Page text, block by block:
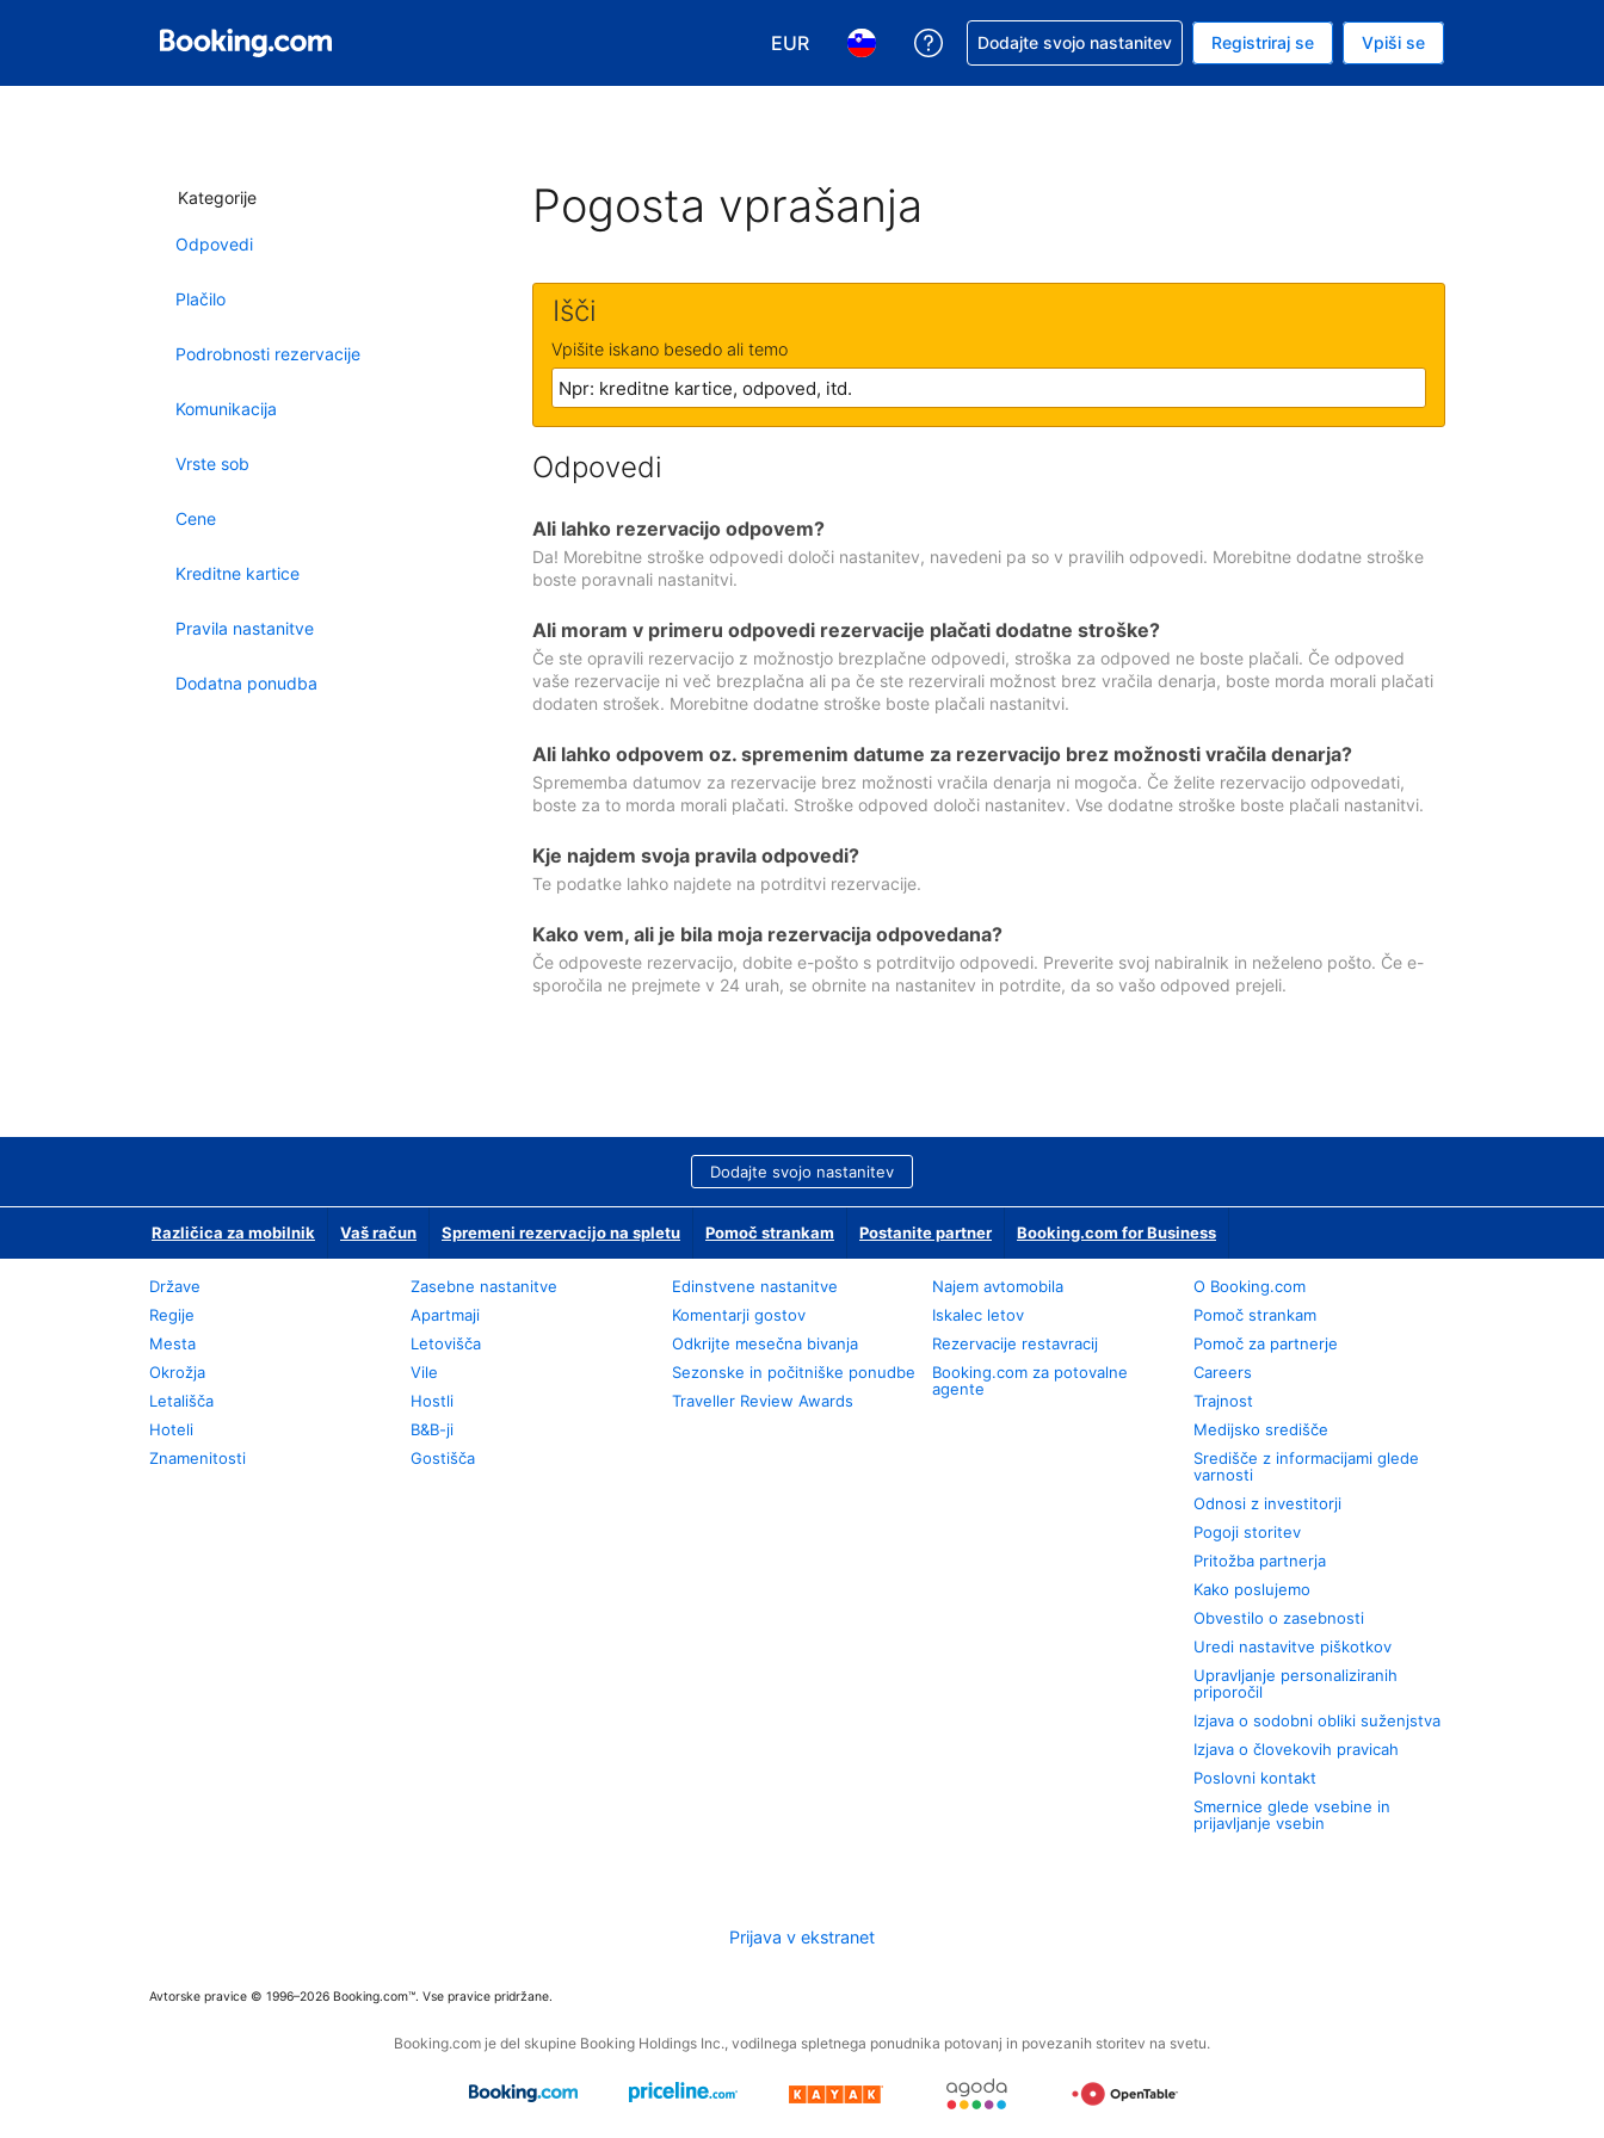
EUR
Izbira valute. Vaša trenutna valuta je evro
Izbira jezika. Vaš trenutni jezik je Slovenščini
Zaprosite za pomoč pri rezervaciji
Dodajte svojo nastanitev Registriraj se Vpiši se
Kategorije
Odpovedi
Plačilo
Podrobnosti rezervacije
Komunikacija
Vrste sob
Cene
Kreditne kartice
Pravila nastanitve
Dodatna ponudba
Pogosta vprašanja
Išči
Vpišite iskano besedo ali temo
Odpovedi
Ali lahko rezervacijo odpovem?
Da! Morebitne stroške odpovedi določi nastanitev, navedeni pa so v pravilih odpovedi. Morebitne dodatne stroške
boste poravnali nastanitvi.
Ali moram v primeru odpovedi rezervacije plačati dodatne stroške?
Če ste opravili rezervacijo z možnostjo brezplačne odpovedi, stroška za odpoved ne boste plačali. Če odpoved
vaše rezervacije ni več brezplačna ali pa če ste rezervirali možnost brez vračila denarja, boste morda morali plačati
dodaten strošek. Morebitne dodatne stroške boste plačali nastanitvi.
Ali lahko odpovem oz. spremenim datume za rezervacijo brez možnosti vračila denarja?
Sprememba datumov za rezervacije brez možnosti vračila denarja ni mogoča. Če želite rezervacijo odpovedati,
boste za to morda morali plačati. Stroške odpoved določi nastanitev. Vse dodatne stroške boste plačali nastanitvi.
Kje najdem svoja pravila odpovedi?
Te podatke lahko najdete na potrditvi rezervacije.
Kako vem, ali je bila moja rezervacija odpovedana?
Če odpoveste rezervacijo, dobite e-pošto s potrditvijo odpovedi. Preverite svoj nabiralnik in neželeno pošto. Če e-
sporočila ne prejmete v 24 urah, se obrnite na nastanitev in potrdite, da so vašo odpoved prejeli.
Dodajte svojo nastanitev
Različica za mobilnik Vaš račun Spremeni rezervacijo na spletu Pomoč strankam Postanite partner Booking.com for Business
Države
Regije
Mesta
Okrožja
Letališča
Hoteli
Znamenitosti
Zasebne nastanitve
Apartmaji
Letovišča
Vile
Hostli
B&B-ji
Gostišča
Edinstvene nastanitve
Komentarji gostov
Odkrijte mesečna bivanja
Sezonske in počitniške ponudbe
Traveller Review Awards
Najem avtomobila
Iskalec letov
Rezervacije restavracij
Booking.com za potovalne
agente
O Booking.com
Pomoč strankam
Pomoč za partnerje
Careers
Trajnost
Medijsko središče
Središče z informacijami glede
varnosti
Odnosi z investitorji
Pogoji storitev
Pritožba partnerja
Kako poslujemo
Obvestilo o zasebnosti
Uredi nastavitve piškotkov
Upravljanje personaliziranih
priporočil
Izjava o sodobni obliki suženjstva
Izjava o človekovih pravicah
Poslovni kontakt
Smernice glede vsebine in
prijavljanje vsebin
Prijava v ekstranet
Avtorske pravice © 1996–2026 Booking.com™. Vse pravice pridržane.
Booking.com je del skupine Booking Holdings Inc., vodilnega spletnega ponudnika potovanj in povezanih storitev na svetu.